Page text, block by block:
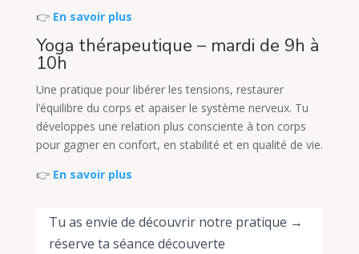
👉 En savoir plus
Yoga thérapeutique – mardi de 9h à
10h
Une pratique pour libérer les tensions, restaurer
l’équilibre du corps et apaiser le système nerveux. Tu
développes une relation plus consciente à ton corps
pour gagner en confort, en stabilité et en qualité de vie.
👉 En savoir plus
Tu as envie de découvrir notre pratique →
réserve ta séance découverte